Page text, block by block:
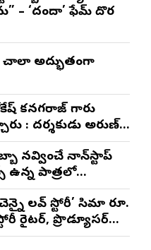
– ‘దందా’ ఫేమ్ దొర
చాలా అద్భుతంగా
కనగరాజ్ గారు
: దర్శకుడు అరుణ్
నవ్వించే నాన్‌స్టాప్
ఉన్న పాత్రలో
: వరుణ్ తేజ్
లవ్ స్టోరీ’ సినిమా రూ.
రైటర్, ప్రొడ్యూసర్